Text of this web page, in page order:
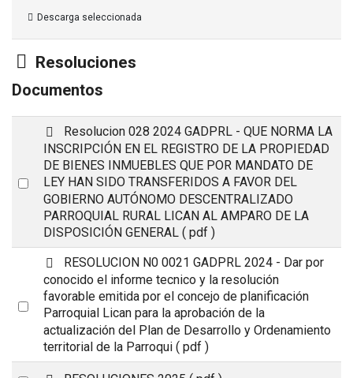
Descarga seleccionada
Carpeta
Resoluciones
Documentos
Select
p
d
f
Resolucion 028 2024 GADPRL - QUE NORMA LA
INSCRIPCIÓN EN EL REGISTRO DE LA PROPIEDAD
DE BIENES INMUEBLES QUE POR MANDATO DE
LEY HAN SIDO TRANSFERIDOS A FAVOR DEL
GOBIERNO AUTÓNOMO DESCENTRALIZADO
PARROQUIAL RURAL LICAN AL AMPARO DE LA
DISPOSICIÓN GENERAL ( pdf )
Select
p
d
f
RESOLUCION N0 0021 GADPRL 2024 - Dar por
conocido el informe tecnico y la resolución
favorable emitida por el concejo de planificación
Parroquial Lican para la aprobación de la
actualización del Plan de Desarrollo y Ordenamiento
territorial de la Parroqui ( pdf )